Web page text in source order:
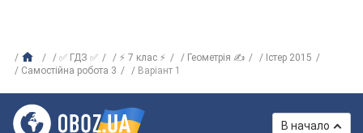
✅ ГДЗ ✅ ⚡ 7 клас ⚡ Геометрія ✍
Істер 2015
Самостійна робота 3
Варіант 1
В начало